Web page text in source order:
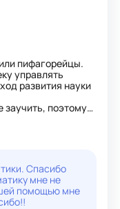
пифагорейцы.
управлять
развития науки
заучить, поэтому
остаются
сфере, я могу
и уравнений.
Спасибо
мне не
помощью мне